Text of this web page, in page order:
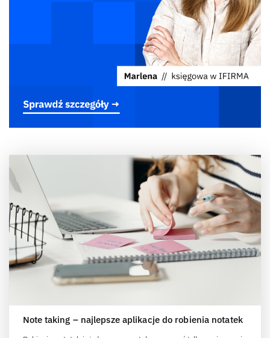
Note taking – najlepsze aplikacje do robienia notatek